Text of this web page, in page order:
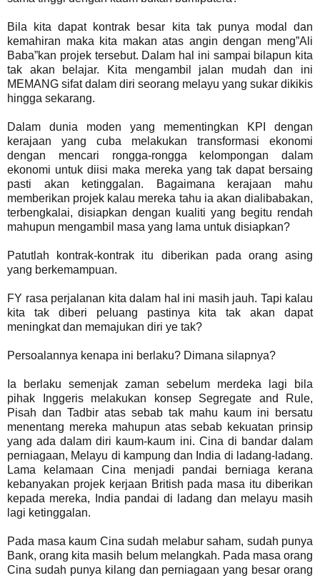
Bila kita dapat kontrak besar kita tak punya modal dan
kemahiran maka kita makan atas angin dengan meng”Ali
Baba”kan projek tersebut. Dalam hal ini sampai bilapun kita
tak akan belajar. Kita mengambil jalan mudah dan ini
MEMANG sifat dalam diri seorang melayu yang sukar dikikis
hingga sekarang.
Dalam dunia moden yang mementingkan KPI dengan
kerajaan yang cuba melakukan transformasi ekonomi
dengan mencari rongga-rongga kelompongan dalam
ekonomi untuk diisi maka mereka yang tak dapat bersaing
pasti akan ketinggalan. Bagaimana kerajaan mahu
memberikan projek kalau mereka tahu ia akan dialibabakan,
terbengkalai, disiapkan dengan kualiti yang begitu rendah
mahupun mengambil masa yang lama untuk disiapkan?
Patutlah kontrak-kontrak itu diberikan pada orang asing
yang berkemampuan.
FY rasa perjalanan kita dalam hal ini masih jauh. Tapi kalau
kita tak diberi peluang pastinya kita tak akan dapat
meningkat dan memajukan diri ye tak?
Persoalannya kenapa ini berlaku? Dimana silapnya?
Ia berlaku semenjak zaman sebelum merdeka lagi bila
pihak Inggeris melakukan konsep Segregate and Rule,
Pisah dan Tadbir atas sebab tak mahu kaum ini bersatu
menentang mereka mahupun atas sebab kekuatan prinsip
yang ada dalam diri kaum-kaum ini. Cina di bandar dalam
perniagaan, Melayu di kampung dan India di ladang-ladang.
Lama kelamaan Cina menjadi pandai berniaga kerana
kebanyakan projek kerjaan British pada masa itu diberikan
kepada mereka, India pandai di ladang dan melayu masih
lagi ketinggalan.
Pada masa kaum Cina sudah melabur saham, sudah punya
Bank, orang kita masih belum melangkah. Pada masa orang
Cina sudah punya kilang dan perniagaan yang besar orang